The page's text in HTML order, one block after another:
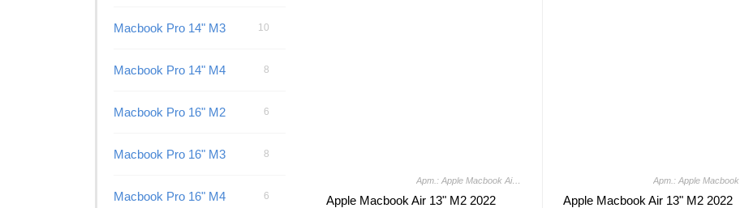
Macbook Pro 14" M3 10
Macbook Pro 14" M4 8
Macbook Pro 16" M2 6
Macbook Pro 16" M3 8
Macbook Pro 16" M4 6
Арт.: Apple Macbook Air 13" M2 2022 MLY03
Apple Macbook Air 13" M2 2022
Apple Macbook Air 13" M2 2022